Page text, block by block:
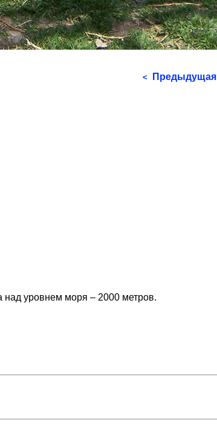
< Предыдущая
над уровнем моря – 2000 метров.